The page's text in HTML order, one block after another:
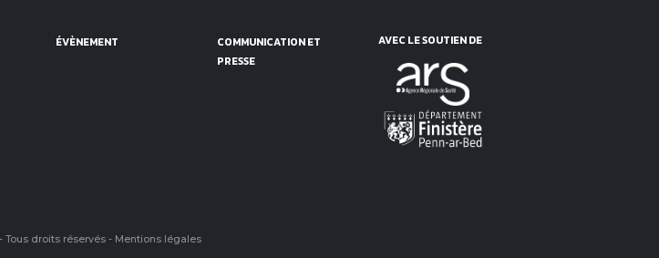
ÉVÈNEMENT
COMMUNICATION ET
PRESSE
AVEC LE SOUTIEN DE
Tous droits réservés - Mentions légales